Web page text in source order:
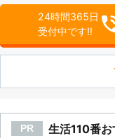
24時間365日
受付中です!!
PR 生活110番